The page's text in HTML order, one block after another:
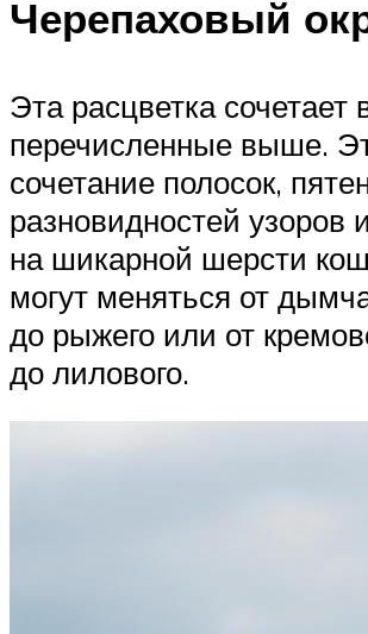
Черепаховый
Эта расцветка сочетает
перечисленные выше.
сочетание полосок,
разновидностей узоров
на шикарной шерсти
могут меняться от
до рыжего или от
до лилового.